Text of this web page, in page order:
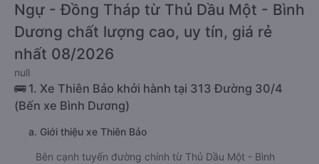
Ngự - Đồng Tháp từ Thủ Dầu Một - Bình
Dương chất lượng cao, uy tín, giá rẻ
nhất 08/2026
null
🚌 1. Xe Thiên Bảo khởi hành tại 313 Đường 30/4
(Bến xe Bình Dương)
a. Giới thiệu xe Thiên Bảo
Bên cạnh tuyến đường chính từ Thủ Dầu Một - Bình